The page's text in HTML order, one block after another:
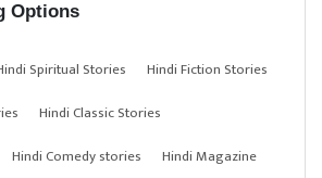
Options
Spiritual Stories
Hindi Fiction Stories
Hindi Classic Stories
Hindi Comedy stories
Hindi Magazine